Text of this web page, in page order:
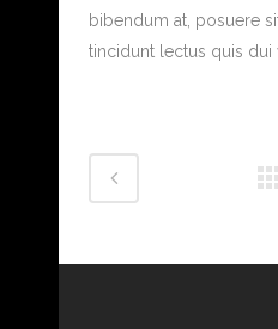
bibendum at, posuere
tincidunt lectus quis dui